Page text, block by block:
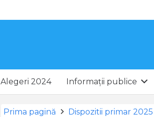
Alegeri 2024 Informații publice
Prima pagină Dispozitii primar 2025